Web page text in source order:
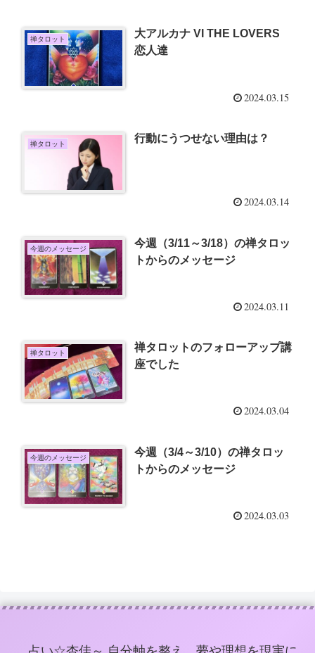
禅タロット
大アルカナ VI THE LOVERS
恋人達
2024.03.15
禅タロット 行動にうつせない理由は？
2024.03.14
今週のメッセージ
今週（3/11～3/18）の禅タロッ
トからのメッセージ
2024.03.11
禅タロット
禅タロットのフォローアップ講
座でした
2024.03.04
今週のメッセージ
今週（3/4～3/10）の禅タロッ
トからのメッセージ
2024.03.03